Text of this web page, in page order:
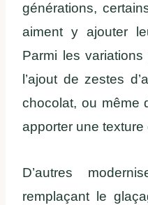
générations,
aiment y ajouter
Parmi les
l’ajout de zestes
chocolat, ou même
apporter une texture
D’autres
remplaçant le